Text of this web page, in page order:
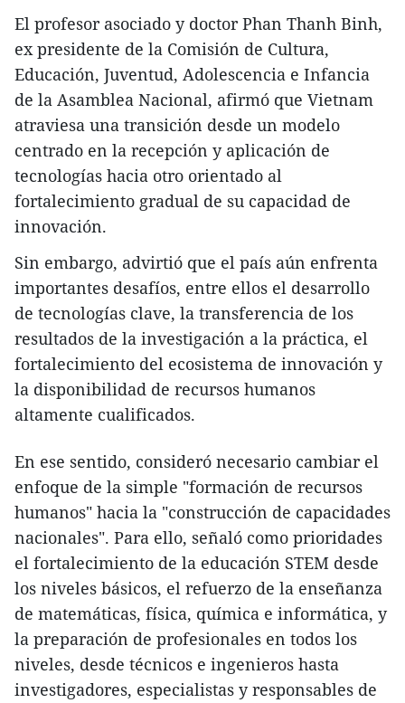
El profesor asociado y doctor Phan Thanh Binh,
ex presidente de la Comisión de Cultura,
Educación, Juventud, Adolescencia e Infancia
de la Asamblea Nacional, afirmó que Vietnam
atraviesa una transición desde un modelo
centrado en la recepción y aplicación de
tecnologías hacia otro orientado al
fortalecimiento gradual de su capacidad de
innovación.
Sin embargo, advirtió que el país aún enfrenta
importantes desafíos, entre ellos el desarrollo
de tecnologías clave, la transferencia de los
resultados de la investigación a la práctica, el
fortalecimiento del ecosistema de innovación y
la disponibilidad de recursos humanos
altamente cualificados.
En ese sentido, consideró necesario cambiar el
enfoque de la simple "formación de recursos
humanos" hacia la "construcción de capacidades
nacionales". Para ello, señaló como prioridades
el fortalecimiento de la educación STEM desde
los niveles básicos, el refuerzo de la enseñanza
de matemáticas, física, química e informática, y
la preparación de profesionales en todos los
niveles, desde técnicos e ingenieros hasta
investigadores, especialistas y responsables de